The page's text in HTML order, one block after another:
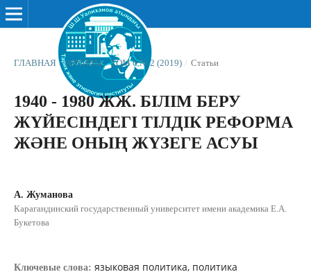
ГЛАВНАЯ / АРХИВЫ / ТОМ 6 № 2 (2019) / Статьи
1940 - 1980 ЖЖ. БІЛІМ БЕРУ
ЖҮЙЕСІНДЕГІ ТІЛДІК РЕФОРМА
ЖƏНЕ ОНЫҢ ЖҮЗЕГЕ АСУЫ
А. Жуманова
Карагандинский государственный университет имени академика Е.А.
Букетова
Ключевые слова: языковая политика, политика